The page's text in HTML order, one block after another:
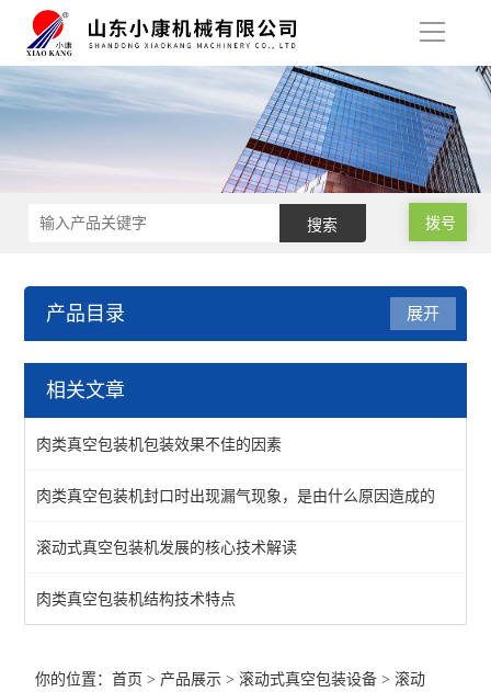
导
拨号
产品目录
滚动式真空包装设备
展开
相关文章
肉类真空包装机包装效果不佳的因素
肉类真空包装机封口时出现漏气现象，是由什么原因造成的
滚动式真空包装机发展的核心技术解读
肉类真空包装机结构技术特点
你的位置：首页 > 产品展示 >滚动式真空包装设备 >滚动